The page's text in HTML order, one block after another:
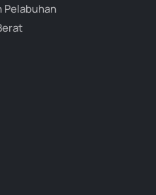
Pelabuhan